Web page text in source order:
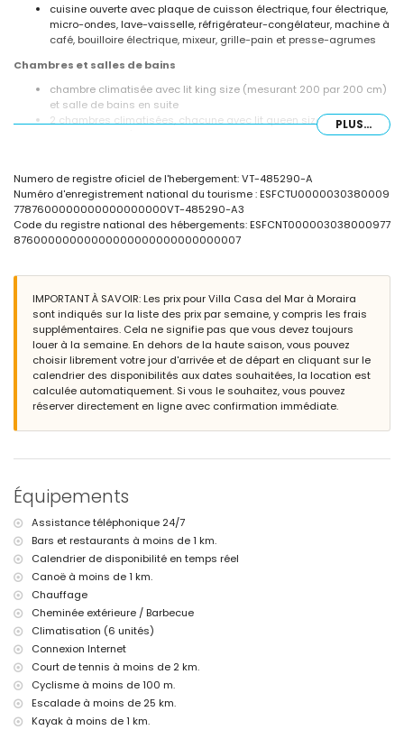
cuisine ouverte avec plaque de cuisson électrique, four électrique,
micro-ondes, lave-vaisselle, réfrigérateur-congélateur, machine à
café, bouilloire électrique, mixeur, grille-pain et presse-agrumes
Chambres et salles de bains
chambre climatisée avec lit king size (mesurant 200 par 200 cm)
et salle de bains en suite
2 chambres climatisées, chacune avec lit queen size (mesurant
salle de bains en suite avec double lavabo, douche, bidet et
toilettes
2 salles de bains en suite, chacune avec lavabo simple, douche et
toilettes
salle de bains avec lavabo simple, douche et toilettes
grand terrain clôturé
piscine privée de 12m x 6m et 2m de profondeur
3 terrasses, dont 2 couvertes
cuisine extérieure et barbecue
coin salon extérieur
espace de stationnement privé couvert et 2 places de parking
privées
Informations supplémentaires
ville la plus proche : Moraira (à moins de 2 kilomètres de la villa)
de la villa)
port le plus proche : Port de Moraira (à moins de 2 kilomètres de la
villa)
parc le plus proche : Marjal del Senillar (à moins de 2 kilomètres
de la villa)
aéroport le plus proche : Alicante (à moins de 100 kilomètres de la
villa)
deuxième aéroport le plus proche : Valence (> 100 kilomètres)
les animaux de compagnie ne sont pas autorisés
L'hébergement est très adapté aux familles avec enfants
internet (WiFi)
fer et planche à repasser
linge de lit et serviettes
PLUS...
Numero de registre oficiel de l'hebergement: VT-485290-A
Numéro d'enregistrement national du tourisme : ESFCTU0000030380009
7787600000000000000000VT-485290-A3
Code du registre national des hébergements: ESFCNT000003038000977
87600000000000000000000000000007
IMPORTANT À SAVOIR: Les prix pour Villa Casa del Mar à Moraira
sont indiqués sur la liste des prix par semaine, y compris les frais
supplémentaires. Cela ne signifie pas que vous devez toujours
louer à la semaine. En dehors de la haute saison, vous pouvez
choisir librement votre jour d'arrivée et de départ en cliquant sur le
calendrier des disponibilités aux dates souhaitées, la location est
calculée automatiquement. Si vous le souhaitez, vous pouvez
réserver directement en ligne avec confirmation immédiate.
Équipements
Assistance téléphonique 24/7
Bars et restaurants à moins de 1 km.
Calendrier de disponibilité en temps réel
Canoë à moins de 1 km.
Chauffage
Cheminée extérieure / Barbecue
Climatisation (6 unités)
Connexion Internet
Court de tennis à moins de 2 km.
Cyclisme à moins de 100 m.
Escalade à moins de 25 km.
Kayak à moins de 1 km.